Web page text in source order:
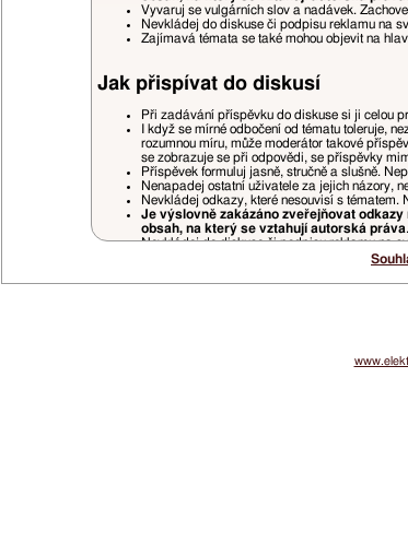
Vyvaruj se vulgárních slov a nadávek.
Nevkládej do diskuse či podpisu reklamu na
Zajímavá témata se také mohou objevit na
Jak přispívat do diskusí
Při zadávání příspěvku do diskuse si ji celou
I když se mírné odbočení od tématu toleruje,
rozumnou míru, může moderátor takové
se zobrazuje se při odpovědi, se příspěvky
Příspěvek formuluj jasně, stručně a slušně.
Nenapadej ostatní uživatele za jejich názory,
Nevkládej odkazy, které nesouvisí s tématem.
Je výslovně zakázáno zveřejňovat
obsah, na který se vztahují autorská práva.
Nevkládej do diskuse či podpisu reklamu na
Pokud někoho cituješ (quote), ponech jen tu
Necituj příspěvky, které jsou přímo nad tvým
Příspěvky nedodržující pravidela fóra, které ohrožují